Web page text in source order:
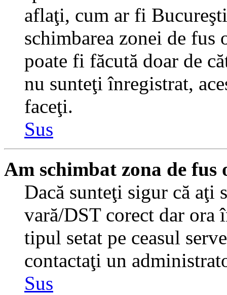
aflaţi, cum ar fi
schimbarea zonei de fus
poate fi făcută doar de
nu sunteţi înregistrat,
faceţi.
Sus
Am schimbat zona de
Dacă sunteţi sigur că aţi
vară/DST corect dar ora
tipul setat pe ceasul
contactaţi un
Sus